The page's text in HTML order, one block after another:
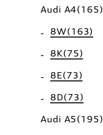
Audi A4(165)
8W(163)
8K(75)
8E(73)
8D(73)
Audi A5(195)